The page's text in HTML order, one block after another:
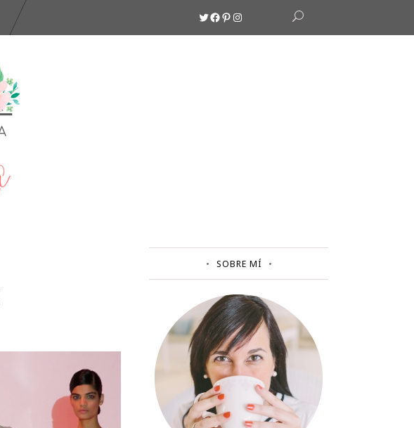
Twitter
Facebook
Pinterest
Instagram
SOBRE MÍ